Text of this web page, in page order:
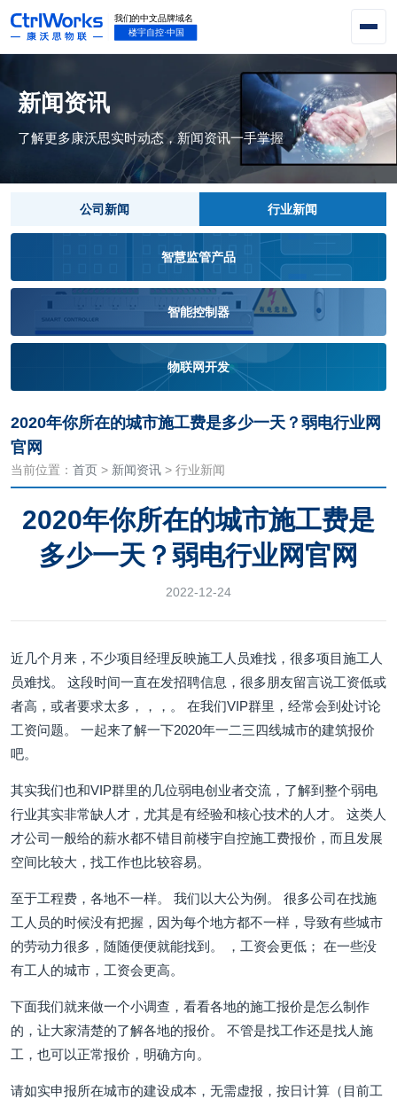
新闻资讯
了解更多康沃思实时动态，新闻资讯一手掌握
公司新闻 行业新闻
智慧监管产品
智能控制器
物联网开发
2020年你所在的城市施工费是多少一天？弱电行业网
官网
当前位置： 首页 > 新闻资讯 > 行业新闻
2020年你所在的城市施工费是
多少一天？弱电行业网官网
2022-12-24
近几个月来，不少项目经理反映施工人员难找，很多项目施工人
员难找。 这段时间一直在发招聘信息，很多朋友留言说工资低或
者高，或者要求太多，，，。 在我们VIP群里，经常会到处讨论
工资问题。 一起来了解一下2020年一二三四线城市的建筑报价
吧。
其实我们也和VIP群里的几位弱电创业者交流，了解到整个弱电
行业其实非常缺人才，尤其是有经验和核心技术的人才。 这类人
才公司一般给的薪水都不错目前楼宇自控施工费报价，而且发展
空间比较大，找工作也比较容易。
至于工程费，各地不一样。 我们以大公为例。 很多公司在找施
工人员的时候没有把握，因为每个地方都不一样，导致有些城市
的劳动力很多，随随便便就能找到。 ，工资会更低； 在一些没
有工人的城市，工资会更高。
下面我们就来做一个小调查，看看各地的施工报价是怎么制作
的，让大家清楚的了解各地的报价。 不管是找工作还是找人施
工，也可以正常报价，明确方向。
请如实申报所在城市的建设成本，无需虚报，按日计算（目前工